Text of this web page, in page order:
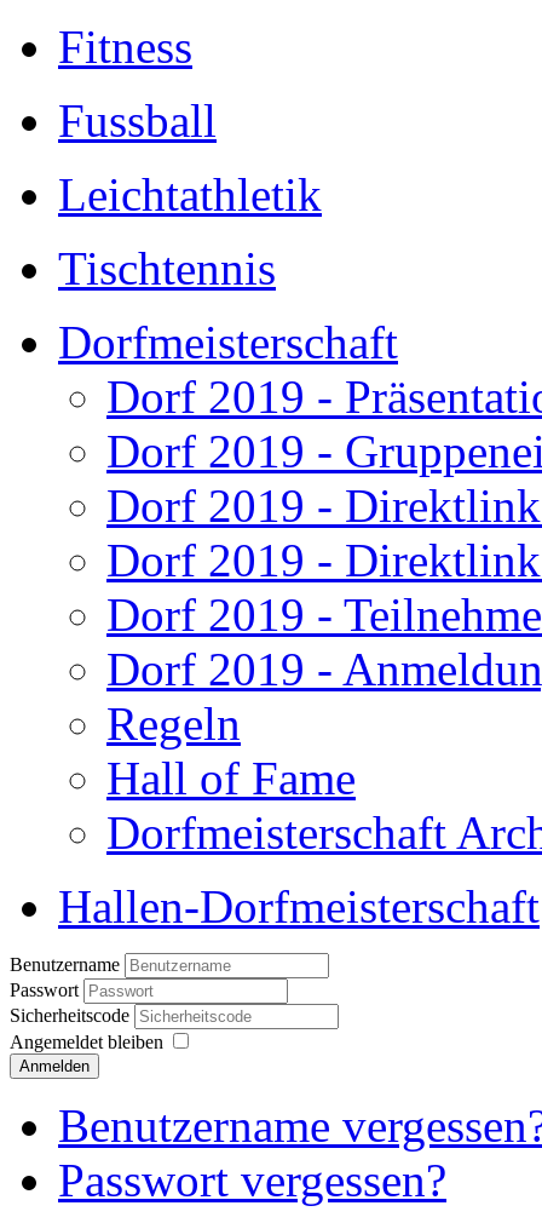
Fitness
Fussball
Leichtathletik
Tischtennis
Dorfmeisterschaft
Dorf 2019 -
Dorf 2019 -
Dorf 2019 -
Dorf 2019 -
Dorf 2019 -
Dorf 2019 -
Regeln
Hall of Fame
Dorfmeisterschaft
Hallen-Dorfmeisterschaft
Benutzername
Passwort
Sicherheitscode
Angemeldet bleiben
Anmelden
Benutzername
Passwort vergessen?